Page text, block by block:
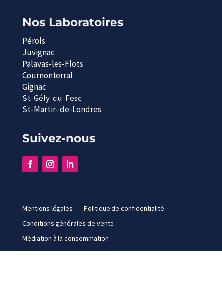
Nos Laboratoires
Pérols
Juvignac
Palavas-les-Flots
Cournonterral
Gignac
St-Gély-du-Fesc
St-Martin-de-Londres
Suivez-nous
Mentions légales
Politique de confidentialité
Conditions générales de vente
Médiation à la consommation